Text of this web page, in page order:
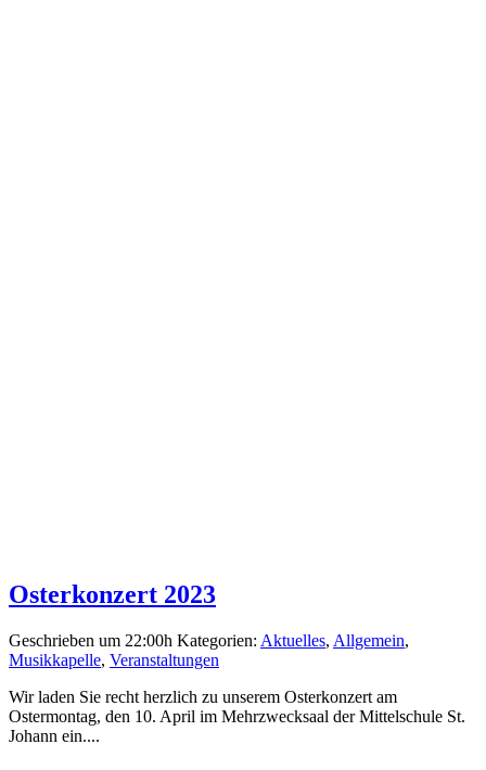
Osterkonzert 2023
Geschrieben um 22:00h Kategorien: Aktuelles, Allgemein,
Musikkapelle, Veranstaltungen
Wir laden Sie recht herzlich zu unserem Osterkonzert am
Ostermontag, den 10. April im Mehrzwecksaal der Mittelschule St.
Johann ein....